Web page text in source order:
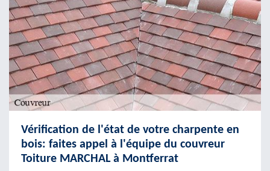
Vérification de l'état de votre charpente en
bois: faites appel à l'équipe du couvreur
Toiture MARCHAL à Montferrat